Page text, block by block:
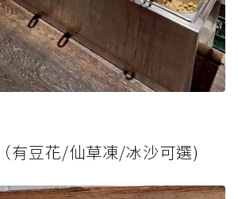
有豆花/仙草凍/冰沙可選)